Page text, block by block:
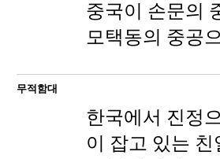
중국이 손문의
모택동의 중공
무적함대
한국에서 진정
이 잡고 있는